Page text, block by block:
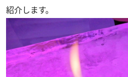
紹介します。